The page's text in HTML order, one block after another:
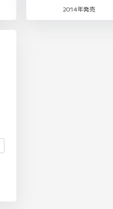
2014年発売